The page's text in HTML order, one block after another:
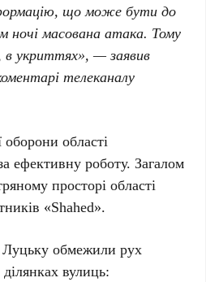
що може бути до
ночі масована атака. Тому
в укриттях», — заявив
телеканалу
області
ефективну роботу. Загалом
просторі області
«Shahed».
Луцьку обмежили рух
вулиць: